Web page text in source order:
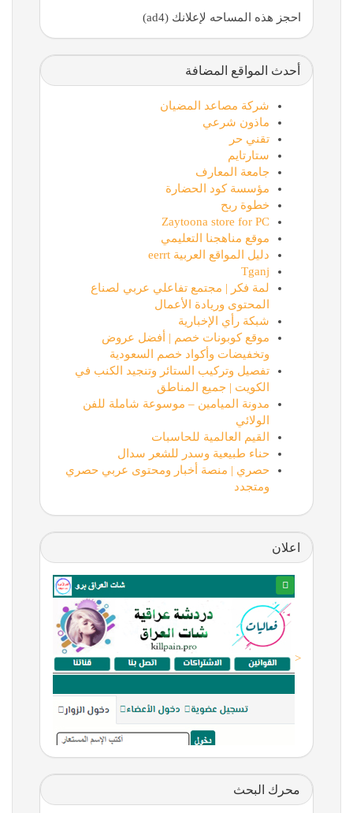
احجز هذه المساحه لإعلانك (ad4)
أحدث المواقع المضافة
شركة مصاعد المضيان
ماذون شرعي
تقني حر
ستارتايم
جامعة المعارف
مؤسسة كود الحضارة
خطوة ربح
Zaytoona store for PC
موقع مناهجنا التعليمي
دليل المواقع العربية eerrt
Tganj
لمة فكر | مجتمع تفاعلي عربي لصناع
المحتوى وريادة الأعمال
شبكة رأي الإخبارية
موقع كوبونات خصم | أفضل عروض
وتخفيضات وأكواد خصم السعودية
تفصيل وتركيب الستائر وتنجيد الكنب في
الكويت | جميع المناطق
مدونة الميامين – موسوعة شاملة للفن
الولائي
القيم العالمية للحاسبات
حناء طبيعية وسدر للشعر سدال
حصري | منصة أخبار ومحتوى عربي حصري
ومتجدد
اعلان
<
محرك البحث